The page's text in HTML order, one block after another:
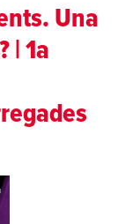
Una
| 1a